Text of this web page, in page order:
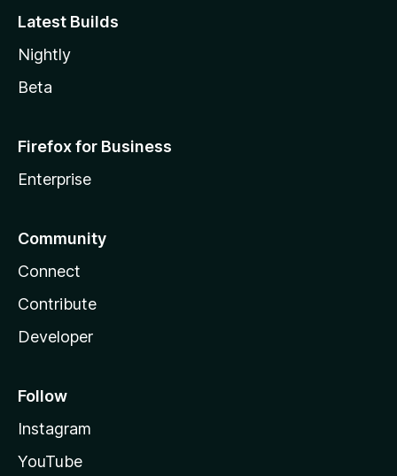
Latest Builds
Nightly
Beta
Firefox for Business
Enterprise
Community
Connect
Contribute
Developer
Follow
Instagram
YouTube